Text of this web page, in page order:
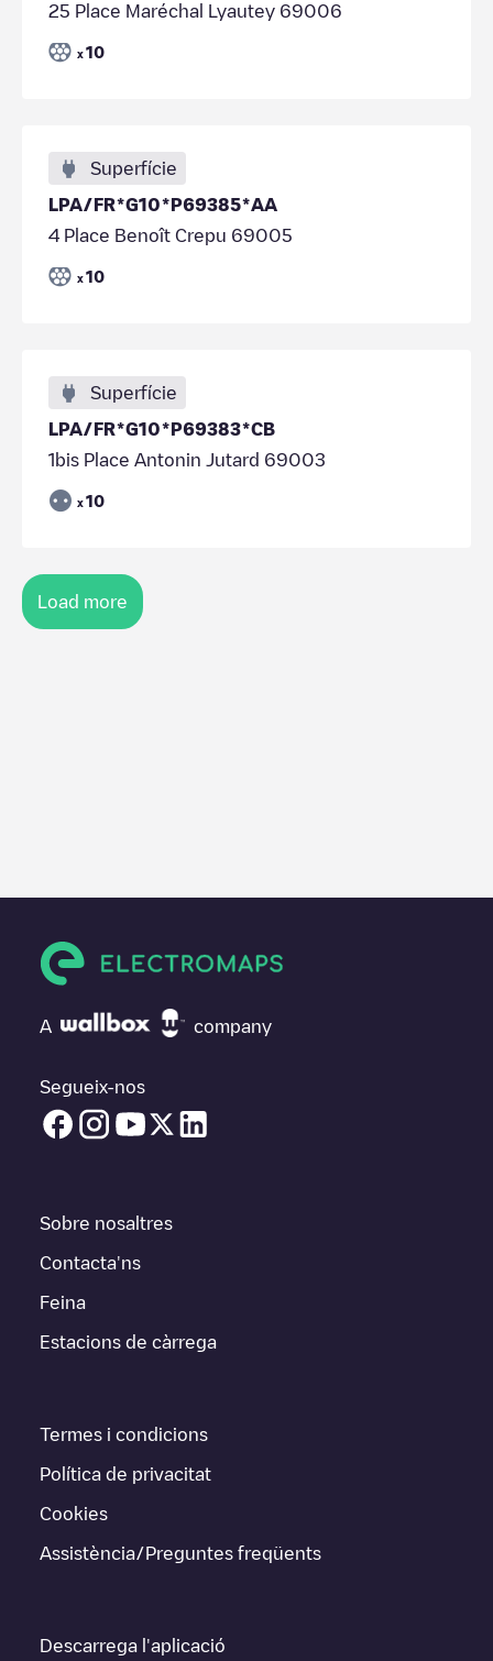
25 Place Maréchal Lyautey 69006
x 10
Superfície
LPA/FR*G10*P69385*AA
4 Place Benoît Crepu 69005
x 10
Superfície
LPA/FR*G10*P69383*CB
1bis Place Antonin Jutard 69003
x 10
Load more
A company
Segueix-nos
Sobre nosaltres
Contacta'ns
Feina
Estacions de càrrega
Termes i condicions
Política de privacitat
Cookies
Assistència/Preguntes freqüents
Descarrega l'aplicació